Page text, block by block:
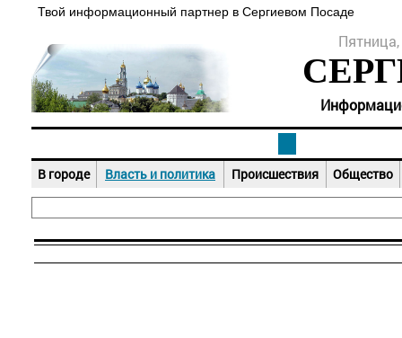
Твой информационный партнер в Сергиевом Посаде
Пятница,
В городе Власть и политика Происшествия Общество